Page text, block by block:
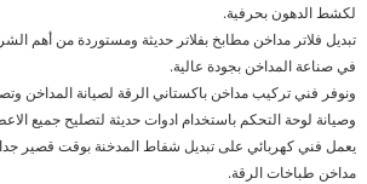
لكشط الدهون بحرفية.
تبديل فلاتر مداخن مطابخ بفلاتر حديثة ومستوردة من أهم
في صناعة المداخن بجودة عالية.
ونوفر فني تركيب مداخن باكستاني الرقة لصيانة المداخن
وصيانة لوحة التحكم باستخدام ادوات حديثة لتصليح جميع
يعمل فني كهربائي على تبديل شفاط المدخنة بوقت قصير
مداخن طباخات الرقة.